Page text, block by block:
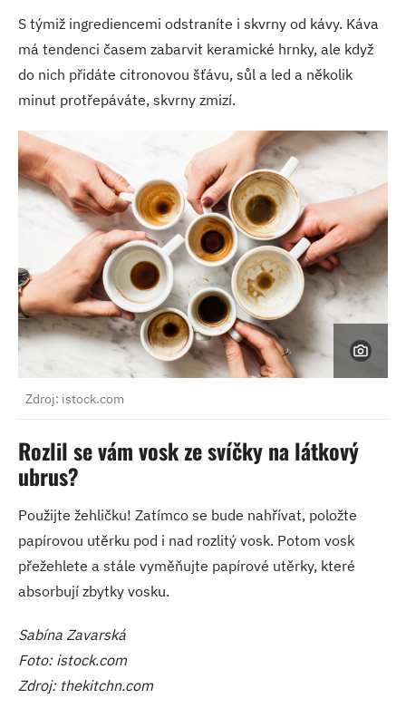
S týmiž ingrediencemi odstraníte i skvrny od kávy. Káva
má tendenci časem zabarvit keramické hrnky, ale když
do nich přidáte citronovou šťávu, sůl a led a několik
minut protřepáváte, skvrny zmizí.
Zdroj: istock.com
Rozlil se vám vosk ze svíčky na látkový
ubrus?
Použijte žehličku! Zatímco se bude nahřívat, položte
papírovou utěrku pod i nad rozlitý vosk. Potom vosk
přežehlete a stále vyměňujte papírové utěrky, které
absorbují zbytky vosku.
Sabína Zavarská
Foto: istock.com
Zdroj: thekitchn.com